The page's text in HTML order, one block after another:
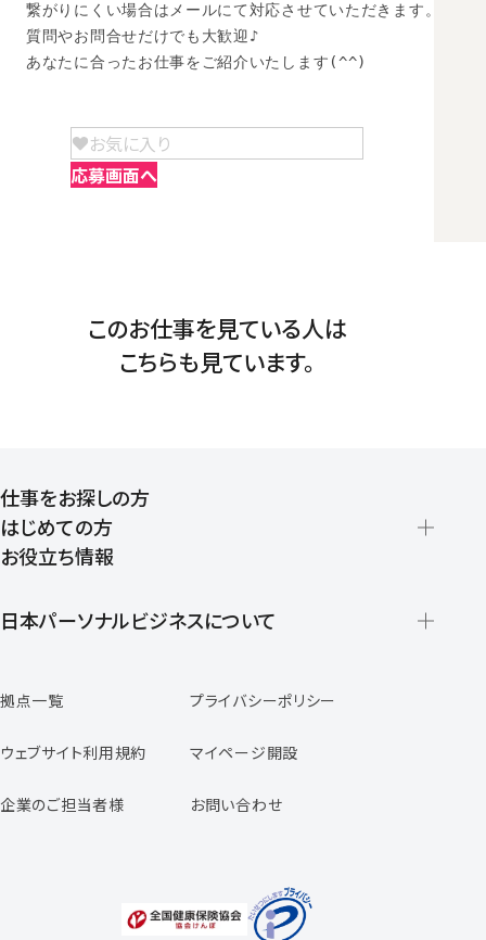
繋がりにくい場合はメールにて対応させていただきます。
質問やお問合せだけでも大歓迎♪
あなたに合ったお仕事をご紹介いたします(^^)
お気に入り
応募画面へ
このお仕事を見ている人は
こちらも見ています。
仕事をお探しの方
はじめての方
登録から就業開始までの流れ
お役立ち情報
日本パーソナルビジネスについて
スタッフの声
専任コンサルタントの声
福利厚生のご案内
拠点一覧 プライバシーポリシー
ウェブサイト利用規約 マイページ開設
企業のご担当者様 お問い合わせ